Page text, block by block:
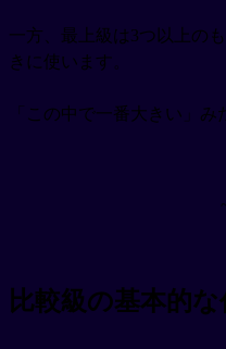
一方、最上級は3つ以上の
きに使います。
「この中で一番大きい」み
比較級の基本的